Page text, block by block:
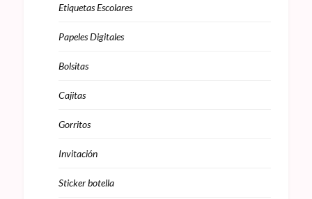
Etiquetas Escolares
Papeles Digitales
Bolsitas
Cajitas
Gorritos
Invitación
Sticker botella